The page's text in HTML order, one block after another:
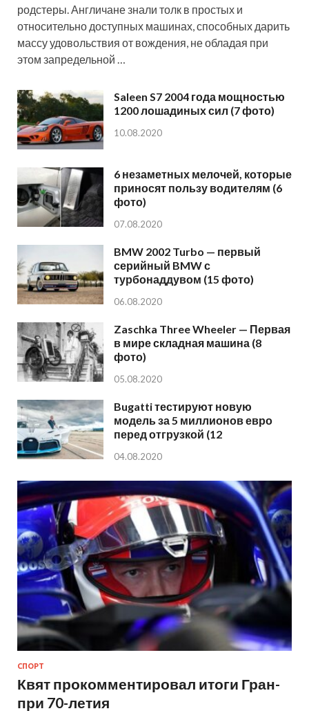
родстеры. Англичане знали толк в простых и
относительно доступных машинах, способных дарить
массу удовольствия от вождения, не обладая при
этом запредельной …
Saleen S7 2004 года мощностью
1200 лошадиных сил (7 фото)
10.08.2020
6 незаметных мелочей, которые
приносят пользу водителям (6
фото)
07.08.2020
BMW 2002 Turbo — первый
серийный BMW с
турбонаддувом (15 фото)
06.08.2020
Zaschka Three Wheeler — Первая
в мире складная машина (8
фото)
05.08.2020
Bugatti тестируют новую
модель за 5 миллионов евро
перед отгрузкой (12
04.08.2020
СПОРТ
Квят прокомментировал итоги Гран-
при 70-летия